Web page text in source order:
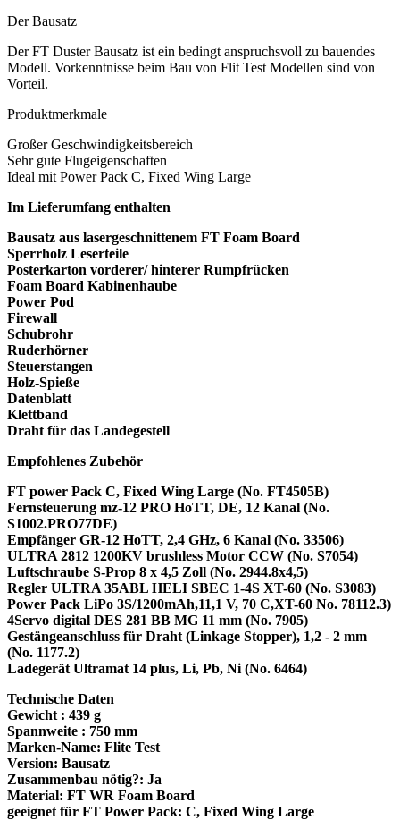
Der Bausatz
Der FT Duster Bausatz ist ein bedingt anspruchsvoll zu bauendes
Modell. Vorkenntnisse beim Bau von Flit Test Modellen sind von
Vorteil.
Produktmerkmale
Großer Geschwindigkeitsbereich
Sehr gute Flugeigenschaften
Ideal mit Power Pack C, Fixed Wing Large
Im Lieferumfang enthalten
Bausatz aus lasergeschnittenem FT Foam Board
Sperrholz Leserteile
Posterkarton vorderer/ hinterer Rumpfrücken
Foam Board Kabinenhaube
Power Pod
Firewall
Schubrohr
Ruderhörner
Steuerstangen
Holz-Spieße
Datenblatt
Klettband
Draht für das Landegestell
Empfohlenes Zubehör
FT power Pack C, Fixed Wing Large (No. FT4505B)
Fernsteuerung mz-12 PRO HoTT, DE, 12 Kanal (No.
S1002.PRO77DE)
Empfänger GR-12 HoTT, 2,4 GHz, 6 Kanal (No. 33506)
ULTRA 2812 1200KV brushless Motor CCW (No. S7054)
Luftschraube S-Prop 8 x 4,5 Zoll (No. 2944.8x4,5)
Regler ULTRA 35ABL HELI SBEC 1-4S XT-60 (No. S3083)
Power Pack LiPo 3S/1200mAh,11,1 V, 70 C,XT-60 No. 78112.3)
4Servo digital DES 281 BB MG 11 mm (No. 7905)
Gestängeanschluss für Draht (Linkage Stopper), 1,2 - 2 mm
(No. 1177.2)
Ladegerät Ultramat 14 plus, Li, Pb, Ni (No. 6464)
Technische Daten
Gewicht : 439 g
Spannweite : 750 mm
Marken-Name: Flite Test
Version: Bausatz
Zusammenbau nötig?: Ja
Material: FT WR Foam Board
geeignet für FT Power Pack: C, Fixed Wing Large